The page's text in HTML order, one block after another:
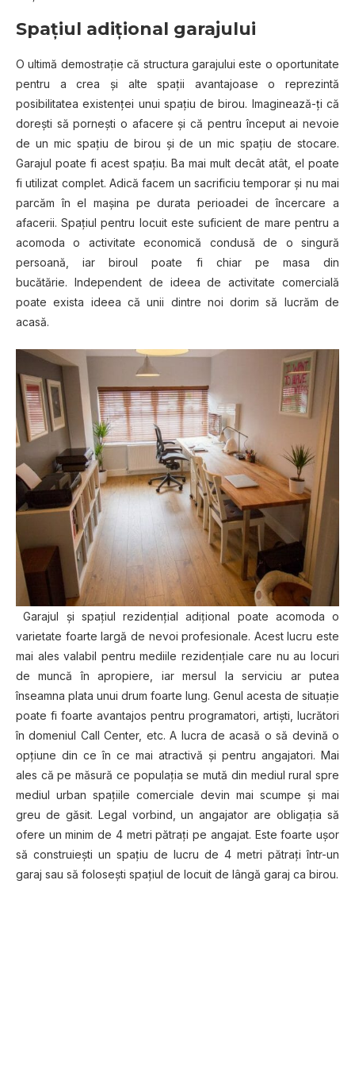
Spațiul adițional garajului
O ultimă demostrație că structura garajului este o oportunitate
pentru a crea și alte spații avantajoase o reprezintă
posibilitatea existenței unui spațiu de birou. Imaginează-ți că
dorești să pornești o afacere și că pentru început ai nevoie
de un mic spațiu de birou și de un mic spațiu de stocare.
Garajul poate fi acest spațiu. Ba mai mult decât atât, el poate
fi utilizat complet. Adică facem un sacrificiu temporar și nu mai
parcăm în el mașina pe durata perioadei de încercare a
afacerii. Spațiul pentru locuit este suficient de mare pentru a
acomoda o activitate economică condusă de o singură
persoană, iar biroul poate fi chiar pe masa din
bucătărie. Independent de ideea de activitate comercială
poate exista ideea că unii dintre noi dorim să lucrăm de
acasă.
Garajul și spațiul rezidențial adițional poate acomoda o
varietate foarte largă de nevoi profesionale. Acest lucru este
mai ales valabil pentru mediile rezidențiale care nu au locuri
de muncă în apropiere, iar mersul la serviciu ar putea
înseamna plata unui drum foarte lung. Genul acesta de situație
poate fi foarte avantajos pentru programatori, artiști, lucrători
în domeniul Call Center, etc. A lucra de acasă o să devină o
opțiune din ce în ce mai atractivă și pentru angajatori. Mai
ales că pe măsură ce populația se mută din mediul rural spre
mediul urban spațiile comerciale devin mai scumpe și mai
greu de găsit. Legal vorbind, un angajator are obligația să
ofere un minim de 4 metri pătrați pe angajat. Este foarte ușor
să construiești un spațiu de lucru de 4 metri pătrați într-un
garaj sau să folosești spațiul de locuit de lângă garaj ca birou.